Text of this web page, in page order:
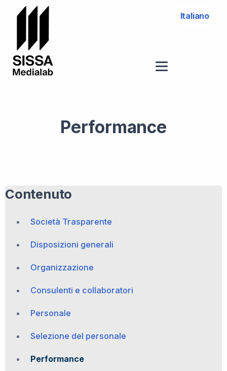
Italiano
Performance
Contenuto
Società Trasparente
Disposizioni generali
Organizzazione
Consulenti e collaboratori
Personale
Selezione del personale
Performance